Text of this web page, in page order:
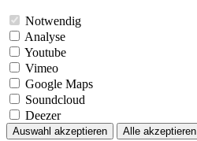
Notwendig
Analyse
Youtube
Vimeo
Google Maps
Soundcloud
Deezer
Auswahl akzeptieren Alle akzeptieren